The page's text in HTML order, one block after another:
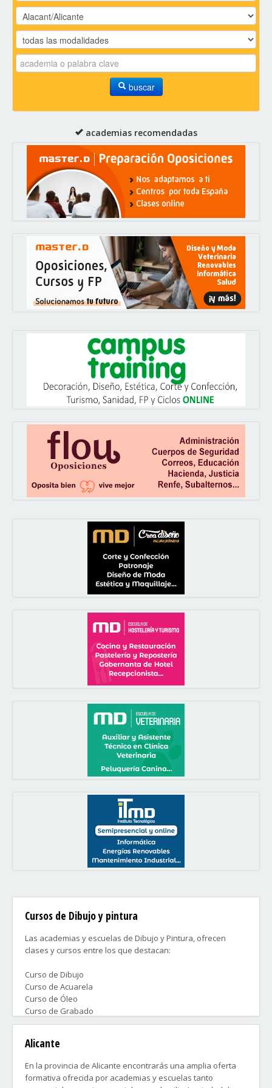
buscar
academias recomendadas
Cursos de Dibujo y pintura
Las academias y escuelas de Dibujo y Pintura, ofrecen
clases y cursos entre los que destacan:
Curso de Dibujo
Curso de Acuarela
Curso de Óleo
Curso de Grabado
Curso de Modelado
Taller infantil
Contacta ahora con las academias que más te convengan y
disfruta lo antes posible con tu curso.
Alicante
En la provincia de Alicante encontrarás una amplia oferta
formativa ofrecida por academias y escuelas tanto